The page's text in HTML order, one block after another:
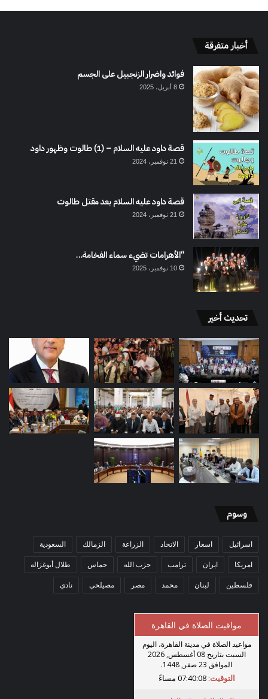
أخبار متفرقة
فوائد واضرار الزنجبيل على الجسم
8 أبريل، 2025
قصة داود عليه السلام – (1) طالوت وظهور داود
21 نوفمبر، 2024
قصة داود عليه السلام بعد مقتل طالوت
21 نوفمبر، 2024
“الأهرامات تضيء سماء الفخامة…
10 نوفمبر، 2025
تحديث أخير
وسوم
اسرائيل اسعار الاتحاد الزراعة الزمالك السعودية
امريكا ايران ترامب حزب الله حماس طلال أبوغزاله
فلسطين لبنان محمد مصر مصيلحي نادي